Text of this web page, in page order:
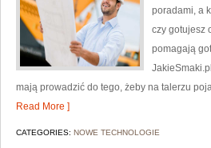
poradami, a
czy gotujesz
pomagają
mają prowadzić do tego, żeby na talerzu
Read More ]
CATEGORIES: NOWE TECHNOLOGIE